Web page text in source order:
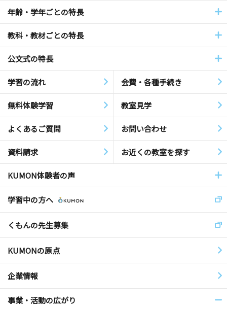
年齢・学年ごとの特長
教科・教材ごとの特長
公文式の特長
学習の流れ 会費・各種手続き
無料体験学習 教室見学
よくあるご質問 お問い合わせ
資料請求 お近くの教室を探す
KUMON体験者の声
学習中の方へ
くもんの先生募集
KUMONの原点
企業情報
事業・活動の広がり